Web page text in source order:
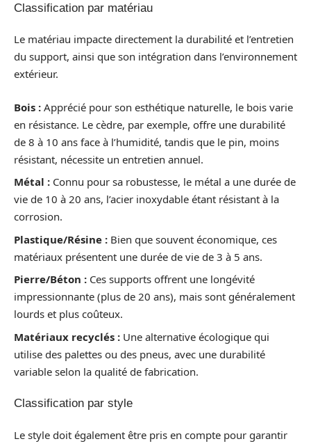
Classification par matériau
Le matériau impacte directement la durabilité et l’entretien
du support, ainsi que son intégration dans l’environnement
extérieur.
Bois : Apprécié pour son esthétique naturelle, le bois varie
en résistance. Le cèdre, par exemple, offre une durabilité
de 8 à 10 ans face à l’humidité, tandis que le pin, moins
résistant, nécessite un entretien annuel.
Métal : Connu pour sa robustesse, le métal a une durée de
vie de 10 à 20 ans, l’acier inoxydable étant résistant à la
corrosion.
Plastique/Résine : Bien que souvent économique, ces
matériaux présentent une durée de vie de 3 à 5 ans.
Pierre/Béton : Ces supports offrent une longévité
impressionnante (plus de 20 ans), mais sont généralement
lourds et plus coûteux.
Matériaux recyclés : Une alternative écologique qui
utilise des palettes ou des pneus, avec une durabilité
variable selon la qualité de fabrication.
Classification par style
Le style doit également être pris en compte pour garantir